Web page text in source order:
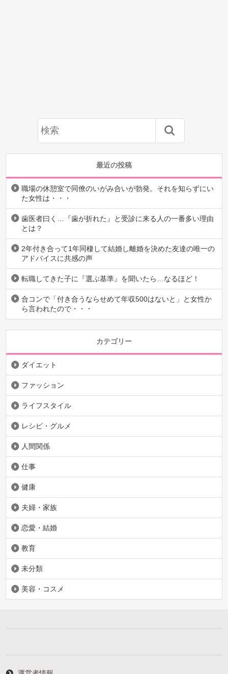
最近の投稿
職場の休憩室で同僚のいがみ合いが勃発。それを知らずにい
た女性は・・・
歯医者曰く…『歯が折れた』と受診に来る人の一番多い理由
とは？
2年付き合って1年同棲して結婚し離婚を決めた友達の唯一の
アドバイスに共感の声
転職してきた子に『選ぶ基準』を聞いたら…なるほど！
合コンで「付き合うならせめて年収500はないと」と女性か
ら言われたので・・・
カテゴリー
ダイエット
ファッション
ライフスタイル
レシピ・グルメ
人間関係
仕事
健康
夫婦・家族
恋愛・結婚
教育
未分類
美容・コスメ